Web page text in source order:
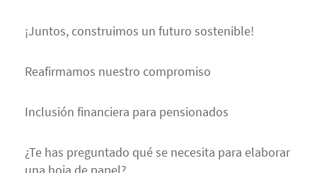
¡Juntos, construimos un futuro sostenible!
Reafirmamos nuestro compromiso
Inclusión financiera para pensionados
¿Te has preguntado qué se necesita para elaborar